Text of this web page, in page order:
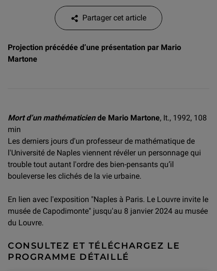
Partager cet article
Projection précédée d’une présentation par Mario
Martone
Mort d’un mathématiciende Mario Martone, It., 1992, 108
min
Les derniers jours d'un professeur de mathématique de
l'Université de Naples viennent révéler un personnage qui
trouble tout autant l'ordre des bien-pensants qu’il
bouleverse les clichés de la vie urbaine.
En lien avec l'exposition "Naples à Paris. Le Louvre invite le
musée de Capodimonte" jusqu'au 8 janvier 2024 au musée
du Louvre.
CONSULTEZ ET TÉLÉCHARGEZ LE
PROGRAMME DÉTAILLÉ